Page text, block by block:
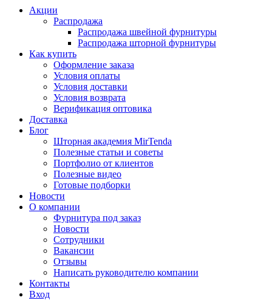
Акции
Распродажа
Распродажа швейной фурнитуры
Распродажа шторной фурнитуры
Как купить
Оформление заказа
Условия оплаты
Условия доставки
Условия возврата
Верификация оптовика
Доставка
Блог
Шторная академия MirTenda
Полезные статьи и советы
Портфолио от клиентов
Полезные видео
Готовые подборки
Новости
О компании
Фурнитура под заказ
Новости
Сотрудники
Вакансии
Отзывы
Написать руководителю компании
Контакты
Вход